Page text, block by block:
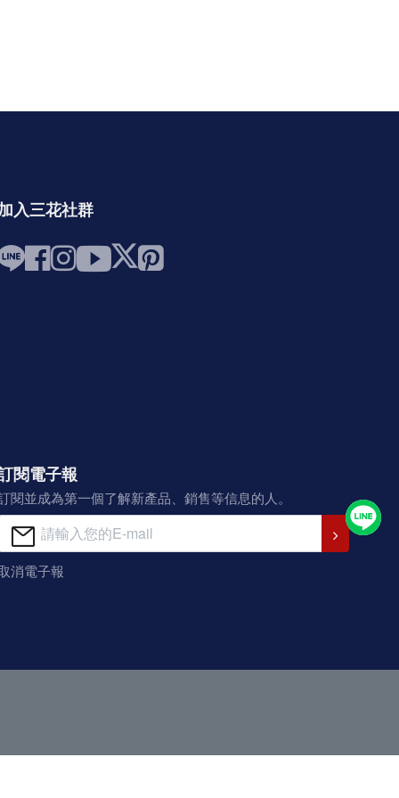
入三花社群
閱電子報
閱並成為第一個了解新產品、銷售等信息的人。
消電子報